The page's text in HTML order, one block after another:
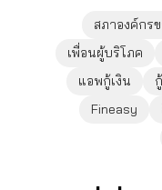
สภาองค์กร
เพื่อนผู้บริโภค
แอพกู้เงิน
Fineasy